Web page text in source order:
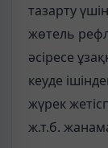
тазарту
жөтель
әсіресе
кеуде
жүрек
ж.т.б.